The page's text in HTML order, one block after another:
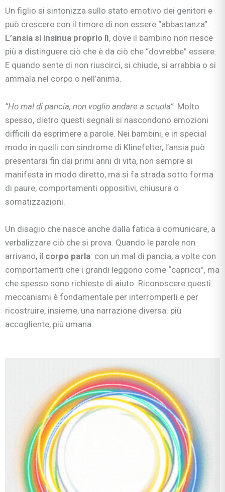
Un figlio si sintonizza sullo stato emotivo dei genitori e
può crescere con il timore di non essere “abbastanza”.
L’ansia si insinua proprio lì, dove il bambino non riesce
più a distinguere ciò che è da ciò che “dovrebbe” essere.
E quando sente di non riuscirci, si chiude, si arrabbia o si
ammala nel corpo o nell’anima.
“Ho mal di pancia, non voglio andare a scuola”. Molto
spesso, dietro questi segnali si nascondono emozioni
difficili da esprimere a parole. Nei bambini, e in special
modo in quelli con sindrome di Klinefelter, l’ansia può
presentarsi fin dai primi anni di vita, non sempre si
manifesta in modo diretto, ma si fa strada sotto forma
di paure, comportamenti oppositivi, chiusura o
somatizzazioni.
Un disagio che nasce anche dalla fatica a comunicare, a
verbalizzare ciò che si prova. Quando le parole non
arrivano, il corpo parla: con un mal di pancia, a volte con
comportamenti che i grandi leggono come “capricci”, ma
che spesso sono richieste di aiuto. Riconoscere questi
meccanismi è fondamentale per interromperli e per
ricostruire, insieme, una narrazione diversa: più
accogliente, più umana.